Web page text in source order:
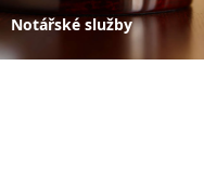
Notářské služby